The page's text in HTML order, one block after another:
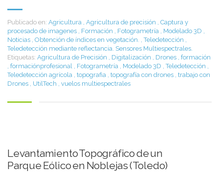
Publicado en: Agricultura , Agricultura de precisión , Captura y
procesado de imagenes , Formación , Fotogrametría , Modelado 3D ,
Noticias , Obtención de índices en vegetación. , Teledetección ,
Teledetección mediante reflectancia. Sensores Multiespectrales.
Etiquetas: Agricultura de Precisión , Digitalización , Drones , formación
, formaciónprofesional , Fotogrametría , Modelado 3D , Teledetección ,
Teledetección agrícola , topografia , topografía con drones , trabajo con
Drones , UtilTech , vuelos multiespectrales
Levantamiento Topográfico de un
Parque Eólico en Noblejas (Toledo)